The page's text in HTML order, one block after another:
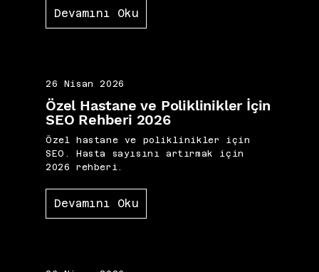
Devamını Oku
26 Nisan 2026
Özel Hastane ve Poliklinikler İçin
SEO Rehberi 2026
Özel hastane ve poliklinikler için
SEO. Hasta sayısını artırmak için
2026 rehberi.
Devamını Oku